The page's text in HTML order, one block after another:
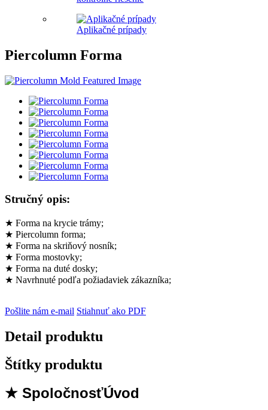
Aplikačné prípady
Piercolumn Forma
Stručný opis:
★ Forma na krycie trámy;
★ Piercolumn forma;
★ Forma na skriňový nosník;
★ Forma mostovky;
★ Forma na duté dosky;
★ Navrhnuté podľa požiadaviek zákazníka;
Pošlite nám e-mail Stiahnuť ako PDF
Detail produktu
Štítky produktu
★ SpoločnosťÚvod